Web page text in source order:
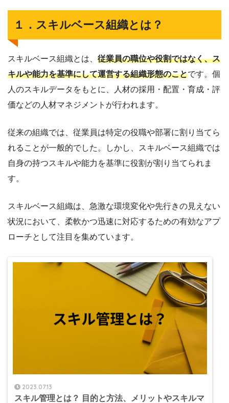
１．スキルベース組織とは？
スキルベース組織とは、 従業員の職位や役割ではなく、ス
キルや能力を基準にして運営する組織形態のことです。個
人のスキルデータをもとに、人材の採用・配置・育成・評
価などの人材マネジメントが行われます。
従来の組織では、従業員は特定の役職や部署に割り当てら
れることが一般的でした。しかし、スキルベース組織では
自身の持つスキルや能力を基準に役割が割り当てられま
す。
スキルベース組織は、急激な環境変化や先行きの見えない
状況において、柔軟かつ迅速に対応するための有効なアプ
ローチとして注目を集めています。
2023.07.13
スキル管理とは？ 目的と方法、メリットやスキルマ